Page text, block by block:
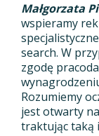
Małgorzata
wspieramy
search. W
zgodę
Rozumiemy
jest otwarty
traktując taką